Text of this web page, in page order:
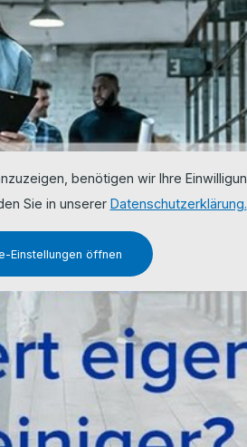
benötigen wir Ihre
Sie in unserer Datenschutzerklärung.
Einstellungen öffnen